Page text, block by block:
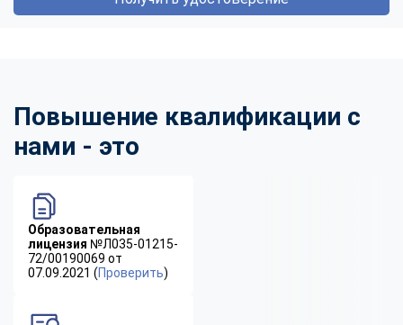
Повышение квалификации с
нами - это
Образовательная
лицензия №Л035-01215-
72/00190069 от
07.09.2021 (Проверить)